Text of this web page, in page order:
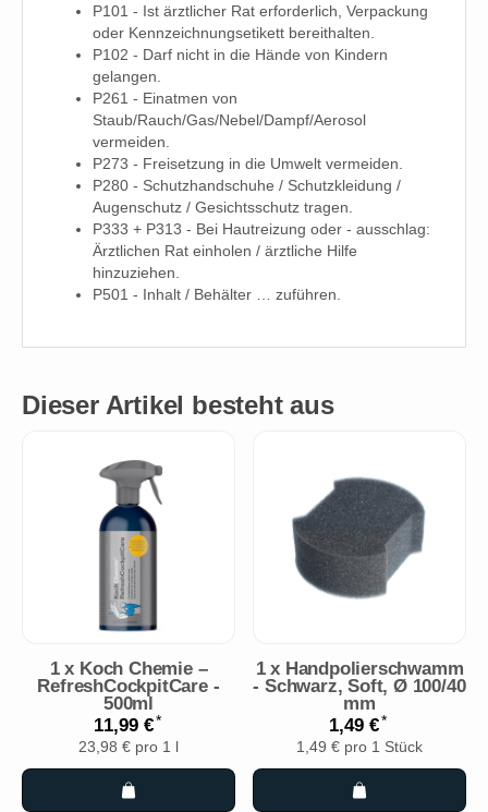
P101 - Ist ärztlicher Rat erforderlich, Verpackung
oder Kennzeichnungsetikett bereithalten.
P102 - Darf nicht in die Hände von Kindern
gelangen.
P261 - Einatmen von
Staub/Rauch/Gas/Nebel/Dampf/Aerosol
vermeiden.
P273 - Freisetzung in die Umwelt vermeiden.
P280 - Schutzhandschuhe / Schutzkleidung /
Augenschutz / Gesichtsschutz tragen.
P333 + P313 - Bei Hautreizung oder - ausschlag:
Ärztlichen Rat einholen / ärztliche Hilfe
hinzuziehen.
P501 - Inhalt / Behälter … zuführen.
Dieser Artikel besteht aus
1 x Koch Chemie –
RefreshCockpitCare -
500ml
11,99 €*
23,98 € pro 1 l
1 x Handpolierschwamm
- Schwarz, Soft, Ø 100/40
mm
1,49 €*
1,49 € pro 1 Stück